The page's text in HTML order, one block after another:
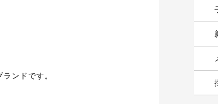
ンドです。